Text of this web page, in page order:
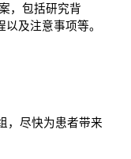
， 包括研究背
及注意事项等。
，尽快为患者带来